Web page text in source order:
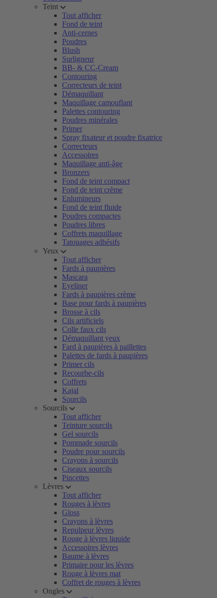
Teint
Tout afficher
Fond de teint
Anti-cernes
Poudres
Blush
Surligneur
BB- & CC-Cream
Contouring
Correcteurs de teint
Démaquillant
Maquillage camouflant
Palettes contouring
Poudres minérales
Primer
Spray fixateur et poudre fixatrice
Correcteurs
Accessoires
Maquillage anti-âge
Bronzers
Fond de teint compact
Fond de teint crème
Enlumineurs
Fond de teint fluide
Poudres compactes
Poudres libres
Coffrets maquillage
Tatouages adhésifs
Yeux
Tout afficher
Fards à paupières
Mascara
Eyeliner
Fards à paupières crème
Base pour fards à paupières
Brosse à cils
Cils artificiels
Colle faux cils
Démaquillant yeux
Fard à paupières à paillettes
Palettes de fards à paupières
Primer cils
Recourbe-cils
Coffrets
Kajal
Sourcils
Sourcils
Tout afficher
Teinture sourcils
Gel sourcils
Pommade sourcils
Poudre pour sourcils
Crayons à sourcils
Ciseaux sourcils
Pincettes
Lèvres
Tout afficher
Rouges à lèvres
Gloss
Crayons à lèvres
Repulpeur lèvres
Rouge à lèvres liquide
Accessoires lèvres
Baume à lèvres
Primaire pour les lèvres
Rouge à lèvres mat
Coffret de rouges à lèvres
Ongles